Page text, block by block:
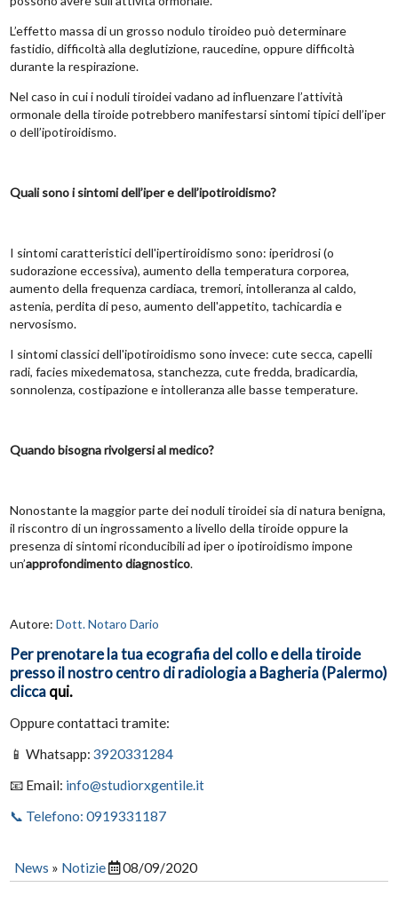
L’effetto massa di un grosso nodulo tiroideo può determinare
fastidio, difficoltà alla deglutizione, raucedine, oppure difficoltà
durante la respirazione.
Nel caso in cui i noduli tiroidei vadano ad influenzare l’attività
ormonale della tiroide potrebbero manifestarsi sintomi tipici dell’iper
o dell’ipotiroidismo.
Quali sono i sintomi dell’iper e dell’ipotiroidismo?
I sintomi caratteristici dell'ipertiroidismo sono: iperidrosi (o
sudorazione eccessiva), aumento della temperatura corporea,
aumento della frequenza cardiaca, tremori, intolleranza al caldo,
astenia, perdita di peso, aumento dell'appetito, tachicardia e
nervosismo.
I sintomi classici dell'ipotiroidismo sono invece: cute secca, capelli
radi, facies mixedematosa, stanchezza, cute fredda, bradicardia,
sonnolenza, costipazione e intolleranza alle basse temperature.
Quando bisogna rivolgersi al medico?
Nonostante la maggior parte dei noduli tiroidei sia di natura benigna,
il riscontro di un ingrossamento a livello della tiroide oppure la
presenza di sintomi riconducibili ad iper o ipotiroidismo impone
un’approfondimento diagnostico.
Autore: Dott. Notaro Dario
Per prenotare la tua ecografia del collo e della tiroide
presso il nostro centro di radiologia a Bagheria (Palermo)
cliccaqui.
Oppure contattaci tramite:
📱 Whatsapp: 3920331284
📧 Email: info@studiorxgentile.it
📞 Telefono: 0919331187
News » Notizie 08/09/2020